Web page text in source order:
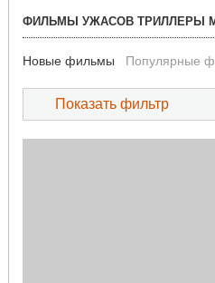
ФИЛЬМЫ УЖАСОВ ТРИЛЛЕРЫ
Новые фильмы Популярные
Показать фильтр